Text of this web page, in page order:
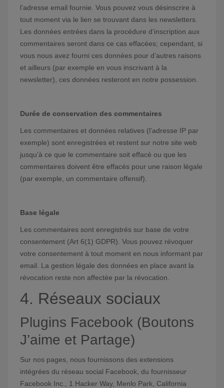
l’adresse email fournie. Vous pouvez vous désinscrire à
tout moment via le lien se trouvant dans les newsletters.
Les données entrées dans la procédure d’inscription aux
commentaires seront dans ce cas effacées; cependant, si
vous nous avez fourni ces données pour d’autres raisons
et ailleurs (par exemple en vous inscrivant à la
newsletter), ces données resteront en notre possession.
Durée de conservation des commentaires
Les commentaires et données relatives (l’adresse IP par
exemple) sont enregistrées et restent sur notre site web
jusqu’à ce que le commentaire soit effacé ou que les
commentaires doivent être effacés pour une raison légale
(par exemple, un commentaire offensif).
Base légale
Les commentaires sont enregistrés sur base de votre
consentement (Art 6(1) GDPR). Vous pouvez révoquer
votre consentement à tout moment en nous informant par
email. La gestion légale des données en place avant la
révocation reste non affectée par la révocation.
4. Réseaux sociaux
Plugins Facebook (Boutons
J’aime et Partage)
Sur nos pages, nous fournissons des extensions
intégrées du réseau social Facebook, du fournisseur
Facebook Inc., 1 Hacker Way, Menlo Park, California